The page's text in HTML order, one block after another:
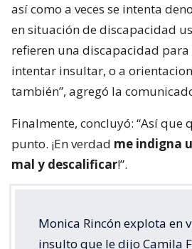
así como a veces se intenta
en situación de discapacidad
refieren una discapacidad
intentar insultar, o a
también”, agregó la
Finalmente, concluyó: “Así que
punto. ¡En verdad me indigna
mal y descalificar!”.
Monica Rincón explota en
insulto que le dijo Camila